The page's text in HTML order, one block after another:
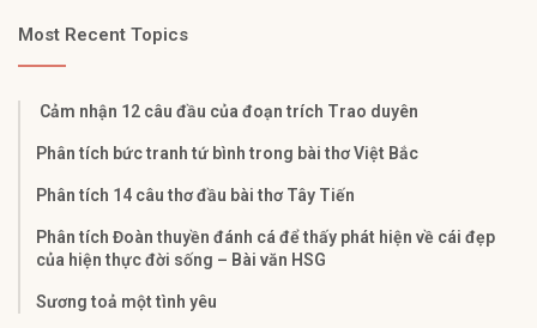
Most Recent Topics
Cảm nhận 12 câu đầu của đoạn trích Trao duyên
Phân tích bức tranh tứ bình trong bài thơ Việt Bắc
Phân tích 14 câu thơ đầu bài thơ Tây Tiến
Phân tích Đoàn thuyền đánh cá để thấy phát hiện về cái đẹp
của hiện thực đời sống – Bài văn HSG
Sương toả một tình yêu